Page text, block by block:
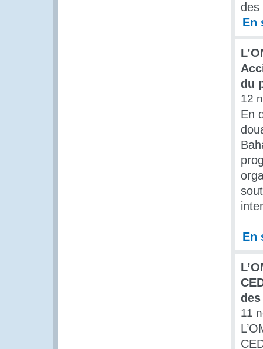
des
En
du
12
En
En
11